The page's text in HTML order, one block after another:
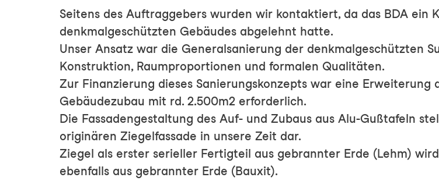
Seitens des Auftraggebers wurden wir kontaktiert, da das BDA ein
denkmalgeschützten Gebäudes abgelehnt hatte.
Unser Ansatz war die Generalsanierung der denkmalgeschützten
Konstruktion, Raumproportionen und formalen Qualitäten.
Zur Finanzierung dieses Sanierungskonzepts war eine
Gebäudezubau mit rd. 2.500m² erforderlich.
Die Fassadengestaltung des Auf- und Zubaus aus Alu-Gußtafeln
originären Ziegelfassade in unsere Zeit dar.
Ziegel als erster serieller Fertigteil aus gebrannter Erde (Lehm)
ebenfalls aus gebrannter Erde (Bauxit).